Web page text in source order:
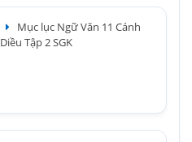
Mục lục Ngữ Văn 11 Cánh
Diều Tập 2 SGK